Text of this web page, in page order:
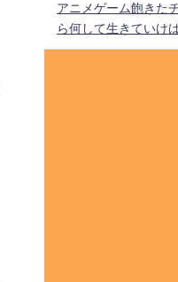
アニメゲーム飽きた
ら何して生きていけ